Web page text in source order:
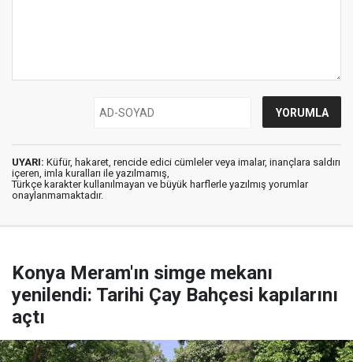
UYARI: Küfür, hakaret, rencide edici cümleler veya imalar, inançlara saldırı
içeren, imla kuralları ile yazılmamış,
Türkçe karakter kullanılmayan ve büyük harflerle yazılmış yorumlar
onaylanmamaktadır.
Konya Meram'ın simge mekanı
yenilendi: Tarihi Çay Bahçesi kapılarını
açtı